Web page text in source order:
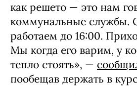
как решето — это нам
коммунальные службы.
работаем до 16:00.
Мы когда его варим, у
тепло стоять», —
пообещав держать в